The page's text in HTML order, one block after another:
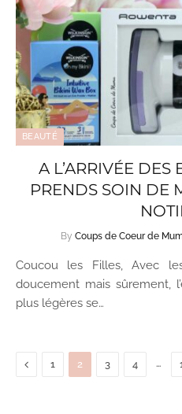
BEAUTÉ
A L’ARRIVÉE DES
PRENDS SOIN DE
By Coups de Coeur de
Coucou les Filles, Avec
doucement mais sûrement,
plus légères se…
Previous
1 2 3 4 …